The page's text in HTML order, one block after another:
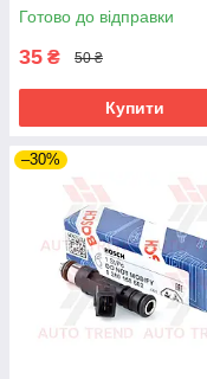
Готово до відправки
35 ₴ 50 ₴
Купити
–30%